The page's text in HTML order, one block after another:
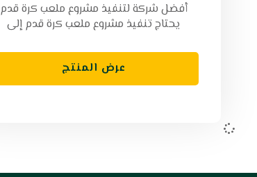
أفضل شركة لتنفيذ مشروع ملعب كرة قدم
يحتاج تنفيذ مشروع ملعب كرة قدم إلى
عرض المنتج